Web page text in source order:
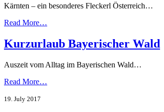
Kärnten – ein besonderes Fleckerl Österreich…
Read More…
Kurzurlaub Bayerischer Wald
Auszeit vom Alltag im Bayerischen Wald…
Read More…
19. July 2017